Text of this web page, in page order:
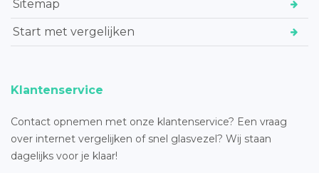
Sitemap
Start met vergelijken
Klantenservice
Contact opnemen met onze klantenservice? Een vraag
over internet vergelijken of snel glasvezel? Wij staan
dagelijks voor je klaar!